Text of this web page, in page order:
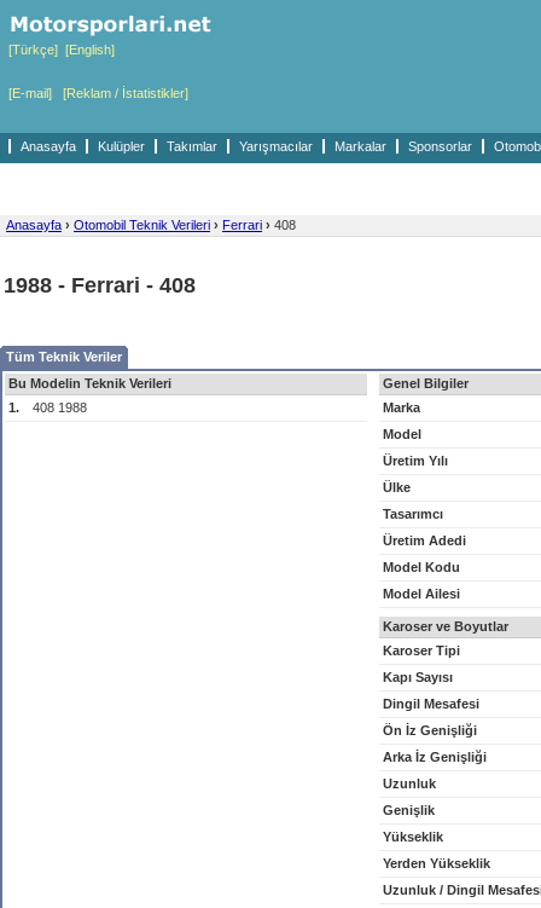
[Türkçe] [English]
[E-mail] [Reklam / İstatistikler]
Anasayfa Kulüpler Takımlar Yarışmacılar Markalar Sponsorlar
Anasayfa › Otomobil Teknik Verileri › Ferrari › 408
1988 - Ferrari - 408
Tüm Teknik Veriler
Bu Modelin Teknik Verileri
1.
408 1988
Genel Bilgiler
Marka
Model
Üretim Yılı
Ülke
Tasarımcı
Üretim Adedi
Model Kodu
Model Ailesi
Karoser ve Boyutlar
Karoser Tipi
Kapı Sayısı
Dingil Mesafesi
Ön İz Genişliği
Arka İz Genişliği
Uzunluk
Genişlik
Yükseklik
Yerden Yükseklik
Uzunluk / Dingil